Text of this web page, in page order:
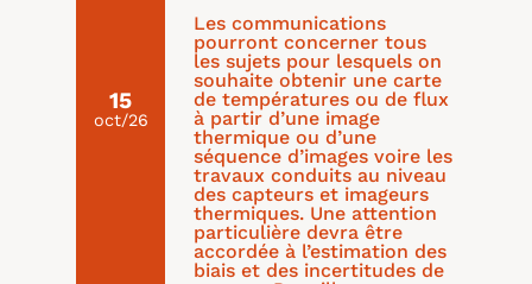
15
oct/26
Les communications
pourront concerner tous
les sujets pour lesquels on
souhaite obtenir une carte
de températures ou de flux
à partir d’une image
thermique ou d’une
séquence d’images voire les
travaux conduits au niveau
des capteurs et imageurs
thermiques. Une attention
particulière devra être
accordée à l’estimation des
biais et des incertitudes de